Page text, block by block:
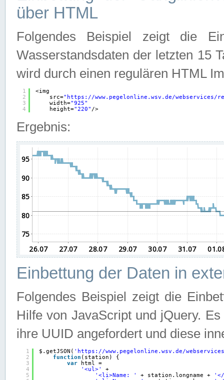
über HTML
Folgendes Beispiel zeigt die
Wasserstandsdaten der letzten 15
wird durch einen regulären HTML
1
2
3
4
<img
src=" https://www.pegelonline.wsv.de/webservices/
width="925"
height="220" />
Ergebnis:
Einbettung der Daten in
Folgendes Beispiel zeigt die
Hilfe von JavaScript und jQuery.
ihre UUID angefordert und diese
1
2
3
4
5
$.getJSON( ' https://www.pegelonline.wsv.de/
function (station) {
var
html =
'<ul>'
+
'<li>Name: '
+ station.longname +